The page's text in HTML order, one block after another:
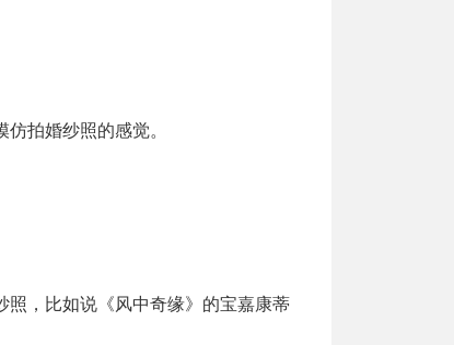
拍婚纱照的感觉。
，比如说《风中奇缘》的宝嘉康蒂